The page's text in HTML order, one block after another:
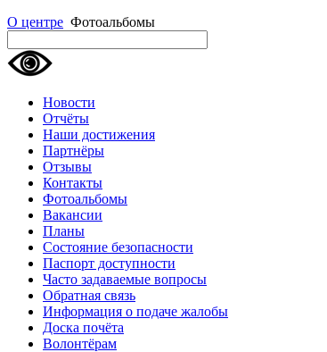
О центре Фотоальбомы
Новости
Отчёты
Наши достижения
Партнёры
Отзывы
Контакты
Фотоальбомы
Вакансии
Планы
Состояние безопасности
Паспорт доступности
Часто задаваемые вопросы
Обратная связь
Информация о подаче жалобы
Доска почёта
Волонтёрам